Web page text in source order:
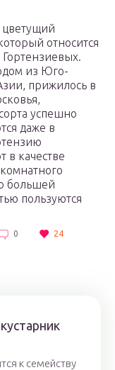
цветущий
относится
Гортензиевых.
из Юго-
прижилось в
успешно
даже в
в качестве
большей
пользуются
0 24
к семейству